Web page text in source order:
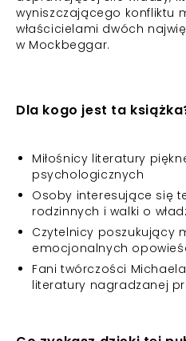
wyniszczającego konfliktu
właścicielami dwóch
w Mockbeggar.
Dla kogo jest ta
Miłośnicy literatury
psychologicznych
Osoby interesujące się
rodzinnych i walki o
Czytelnicy poszukujący
emocjonalnych
Fani twórczości
literatury nagradzanej